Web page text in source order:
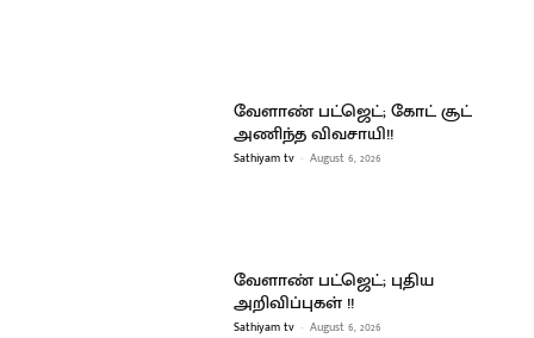
வேளாண் பட்ஜெட்; கோட் சூட்
அணிந்த விவசாயி!!
Sathiyam tv - August 6, 2026
வேளாண் பட்ஜெட்; புதிய
அறிவிப்புகள் !!
Sathiyam tv - August 6, 2026